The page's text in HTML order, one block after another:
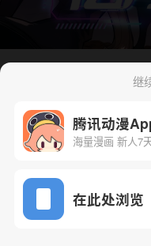
继
腾讯动漫
海量漫画 新人7
在此处浏览